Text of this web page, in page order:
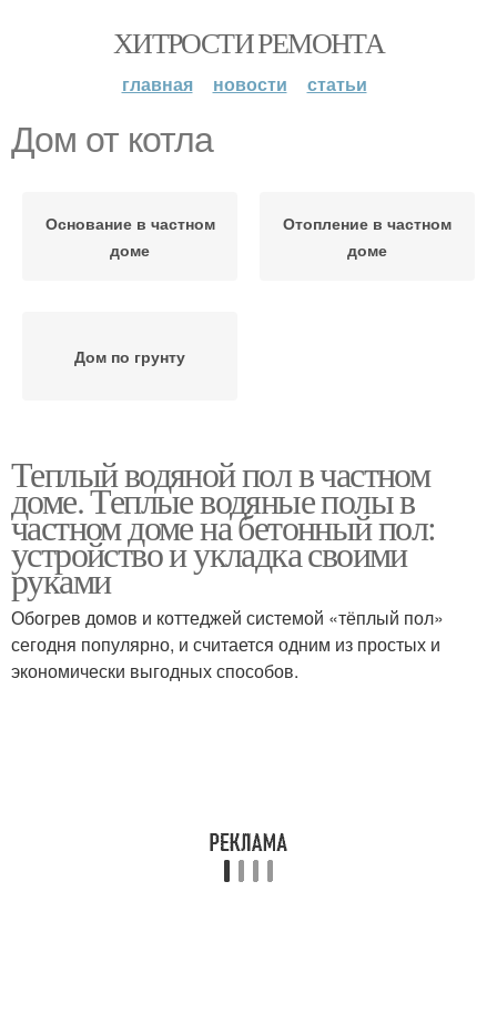
ХИТРОСТИ РЕМОНТА
главная новости статьи
Дом от котла
Основание в частном
доме
Отопление в частном
доме
Дом по грунту
Теплый водяной пол в частном
доме. Теплые водяные полы в
частном доме на бетонный пол:
устройство и укладка своими
руками
Обогрев домов и коттеджей системой «тёплый пол»
сегодня популярно, и считается одним из простых и
экономически выгодных способов.